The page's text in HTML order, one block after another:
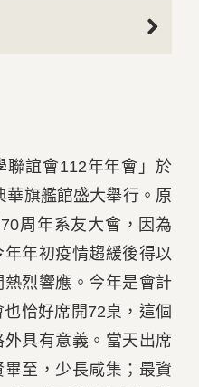
聯誼會112年年會」於
華旗艦館盛大舉行。原
周年系友大會，因為
年初疫情趨緩後得以
烈響應。今年是會計
恰好席開72桌，這個
具有意義。當天出席
至，少長咸集；最資